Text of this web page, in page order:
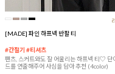
[MADE] 파인 하프넥 반팔 티
#간절기 #티셔츠
팬츠, 스커트와도 잘 어울리는 하프넥 티♡ 단
드를 연출해주어 사심을 담아 추천 (4color)